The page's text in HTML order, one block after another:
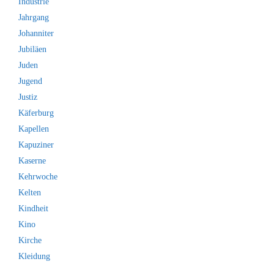
Jahrgang
Johanniter
Jubiläen
Juden
Jugend
Justiz
Käferburg
Kapellen
Kapuziner
Kaserne
Kehrwoche
Kelten
Kindheit
Kino
Kirche
Kleidung